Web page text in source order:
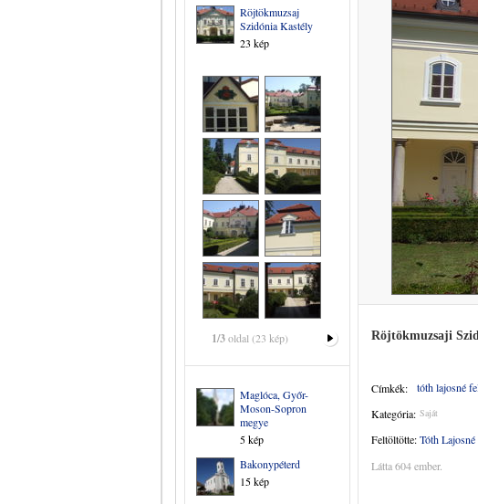
Röjtökmuzsaj
Szidónia Kastély
23 kép
1/3oldal (23 kép)
Maglóca, Győr-
Moson-Sopron
megye
5 kép
Bakonypéterd
15 kép
Röjtökmuzsaji
Címkék:
tóth lajosné
Kategória: Saját
Feltöltötte:Tóth Lajosné
Látta 604 ember.